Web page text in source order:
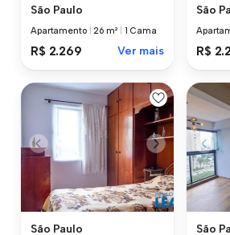
São Paulo
Apartamento |26 m² 1 Cama
R$ 2.269 Ver mais
São
R$
São Paulo São